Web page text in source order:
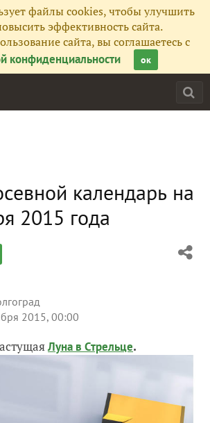
файлы cookies, чтобы улучшить
эффективность сайта.
сайта, вы соглашаетесь с
конфиденциальности
ок
календарь на
2015 года
2015, 00:00
Луна в Стрельце.